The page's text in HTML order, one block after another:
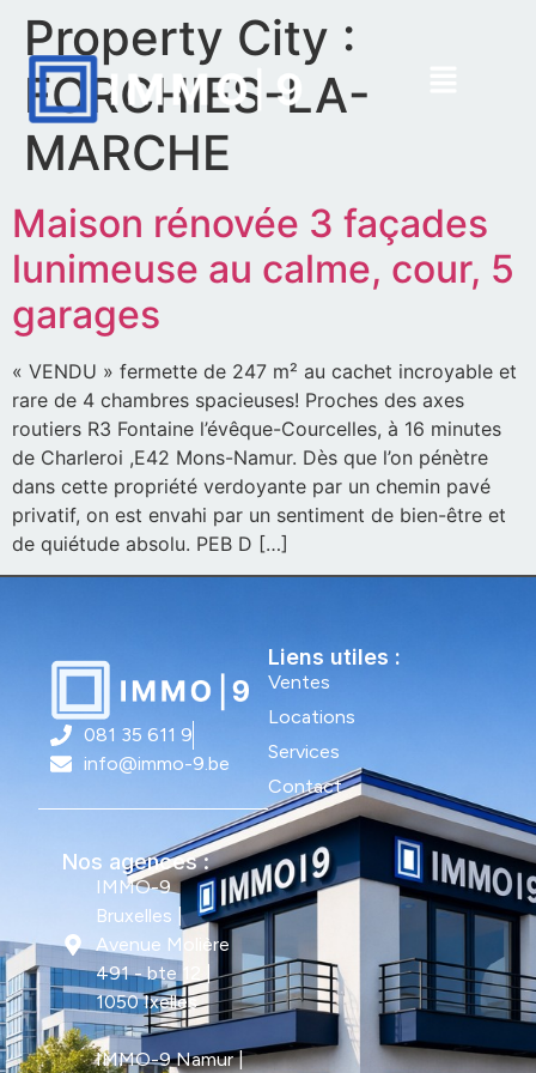
Property City :
FORCHIES-LA-
MARCHE
Maison rénovée 3 façades
lunimeuse au calme, cour, 5
garages
« VENDU » fermette de 247 m² au cachet incroyable et
rare de 4 chambres spacieuses! Proches des axes
routiers R3 Fontaine l’évêque-Courcelles, à 16 minutes
de Charleroi ,E42 Mons-Namur. Dès que l’on pénètre
dans cette propriété verdoyante par un chemin pavé
privatif, on est envahi par un sentiment de bien-être et
de quiétude absolu. PEB D […]
081 35 611 9
info@immo-9.be
Nos agences :
IMMO-9
Bruxelles |
Avenue Molière
491 - bte 12 |
1050 Ixelles
IMMO-9 Namur |
Liens utiles :
Ventes
Locations
Services
Contact